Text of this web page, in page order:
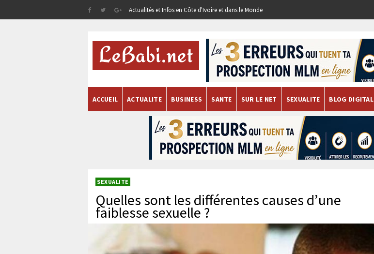
Actualités et Infos en Côte d'Ivoire et dans le Monde
ACCUEIL ACTUALITE BUSINESS SANTE SUR LE NET SEXUALITE BLOG DIGITAL
SEXUALITE
Quelles sont les différentes causes d’une
faiblesse sexuelle ?